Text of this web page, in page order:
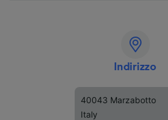
Indirizzo
40043 Marzabotto
Italy